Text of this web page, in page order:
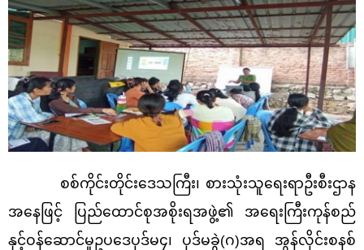
စစ်ကိုင်းတိုင်းဒေသကြီး၊ စားသုံးသူရေးရာဦးစီးဌာန
အနေဖြင့် ပြည်ထောင်စုအစိုးရအဖွဲ့၏ အရေးကြီးကုန်စည်
နှင့်ဝန်ဆောင်မှုဥပဒေပုဒ်မ၄၊ ပုဒ်မခွဲ(ဂ)အရ အွန်လိုင်းစနစ်